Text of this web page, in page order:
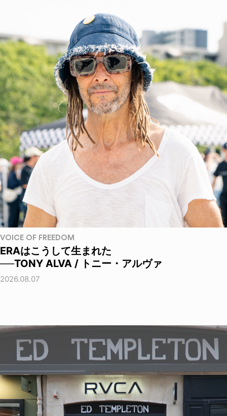
VOICE OF FREEDOM
ERAはこうして生まれた
──TONY ALVA / トニー・アルヴァ
2026.08.07